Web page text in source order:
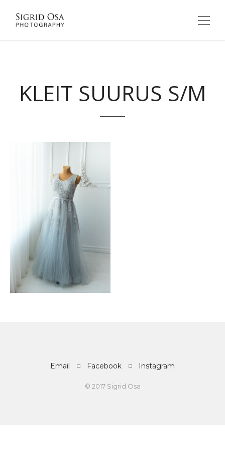
KLEIT SUURUS S/M
Email Facebook Instagram
© 2017 Sigrid Osa